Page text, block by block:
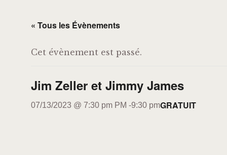
« Tous les Évènements
Cet évènement est passé.
Jim Zeller et Jimmy James
07/13/2023 @ 7:30 pm PM -9:30 pmGRATUIT